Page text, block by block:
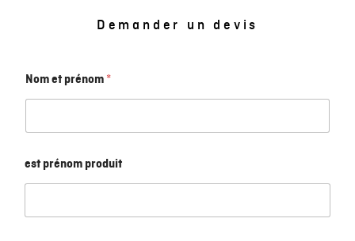
Demander un devis
Nom et prénom *
est prénom produit